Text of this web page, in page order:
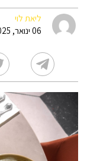
ליאת לוי
06 ינואר, 2025 13:33